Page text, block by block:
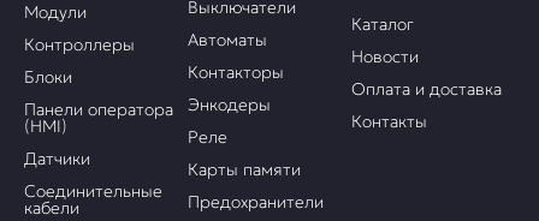
Модули
Контроллеры
Блоки
Панели оператора
(HMI)
Датчики
Соединительные
кабели
Выключатели
Автоматы
Контакторы
Энкодеры
Реле
Карты памяти
Предохранители
Каталог
Новости
Оплата и доставка
Контакты